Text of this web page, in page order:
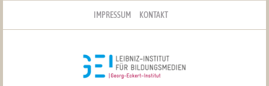
IMPRESSUM KONTAKT